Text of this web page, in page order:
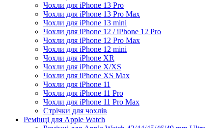
Чохли для iPhone 13 Pro
Чохли для iPhone 13 Pro Max
Чохли для iPhone 13 mini
Чохли для iPhone 12 / iPhone 12 Pro
Чохли для iPhone 12 Pro Max
Чохли для iPhone 12 mini
Чохли для iPhone XR
Чохли для iPhone X/XS
Чохли для iPhone XS Max
Чохли для iPhone 11
Чохли для iPhone 11 Pro
Чохли для iPhone 11 Pro Max
Стрічки для чохлів
Ремінці для Apple Watch